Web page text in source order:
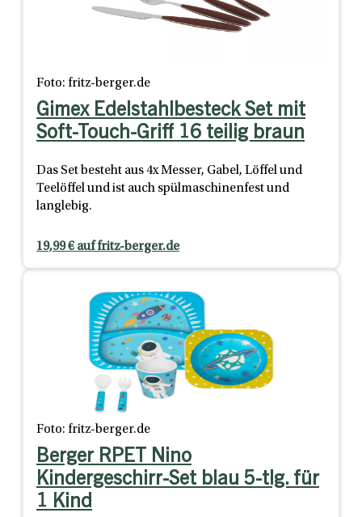
Foto: fritz-berger.de
Gimex Edelstahlbesteck Set mit
Soft-Touch-Griff 16 teilig braun
Das Set besteht aus 4x Messer, Gabel, Löffel und
Teelöffel und ist auch spülmaschinenfest und
langlebig.
19,99 € auf fritz-berger.de
Foto: fritz-berger.de
Berger RPET Nino
Kindergeschirr-Set blau 5-tlg. für
1 Kind